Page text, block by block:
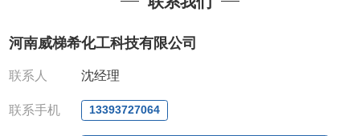
299.36
公司拥有一批长期从事精细化学品
开发和生产的高级技术人员，以及设备齐全的研发实
品也可咨询定制！
河南威梯希化工科技有限公司
联系人 沈经理
联系手机 13393727064